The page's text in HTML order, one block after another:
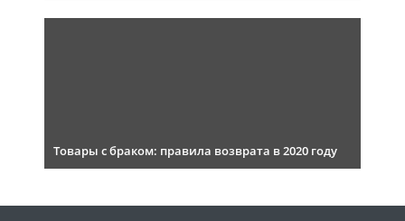
Товары с браком: правила возврата в 2020 году